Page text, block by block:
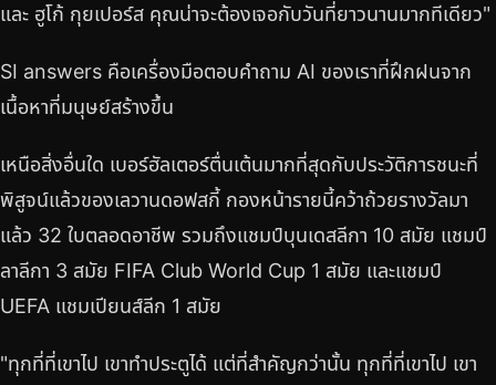
และ ฮูโก้ กุยเปอร์ส คุณน่าจะต้องเจอกับวันที่ยาวนานมากทีเดียว"
SI answers คือเครื่องมือตอบคำถาม AI ของเราที่ฝึกฝนจาก
เนื้อหาที่มนุษย์สร้างขึ้น
เหนือสิ่งอื่นใด เบอร์ฮัลเตอร์ตื่นเต้นมากที่สุดกับประวัติการชนะที่
พิสูจน์แล้วของเลวานดอฟสกี้ กองหน้ารายนี้คว้าถ้วยรางวัลมา
แล้ว 32 ใบตลอดอาชีพ รวมถึงแชมป์บุนเดสลีกา 10 สมัย แชมป์
ลาลีกา 3 สมัย FIFA Club World Cup 1 สมัย และแชมป์
UEFA แชมเปียนส์ลีก 1 สมัย
"ทุกที่ที่เขาไป เขาทำประตูได้ แต่ที่สำคัญกว่านั้น ทุกที่ที่เขาไป เขา